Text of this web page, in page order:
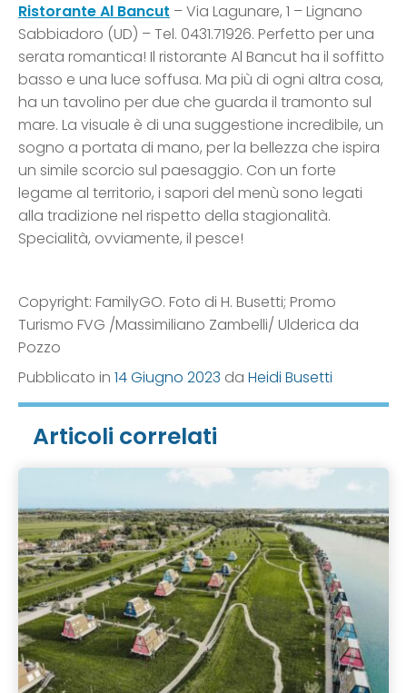
Ristorante Al Bancut – Via Lagunare, 1 – Lignano
Sabbiadoro (UD) – Tel. 0431.71926. Perfetto per una
serata romantica! Il ristorante Al Bancut ha il soffitto
basso e una luce soffusa. Ma più di ogni altra cosa,
ha un tavolino per due che guarda il tramonto sul
mare. La visuale è di una suggestione incredibile, un
sogno a portata di mano, per la bellezza che ispira
un simile scorcio sul paesaggio. Con un forte
legame al territorio, i sapori del menù sono legati
alla tradizione nel rispetto della stagionalità.
Specialità, ovviamente, il pesce!
Copyright: FamilyGO. Foto di H. Busetti; Promo
Turismo FVG /Massimiliano Zambelli/ Ulderica da
Pozzo
Pubblicato in 14 Giugno 2023 da Heidi Busetti
Articoli correlati